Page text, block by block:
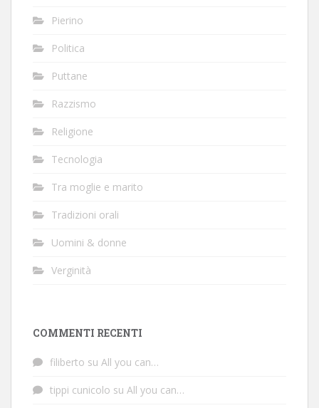
Pierino
Politica
Puttane
Razzismo
Religione
Tecnologia
Tra moglie e marito
Tradizioni orali
Uomini & donne
Verginità
COMMENTI RECENTI
filiberto su All you can…
tippi cunicolo su All you can…